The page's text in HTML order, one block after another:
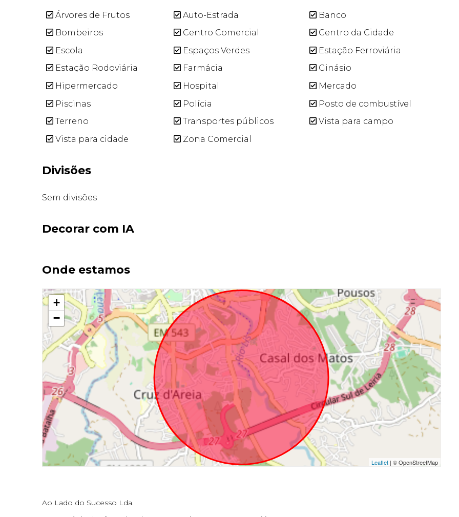
Árvores de Frutos Auto-Estrada
Banco
Bombeiros
Centro Comercial
Centro da Cidade
Escola
Espaços Verdes
Estação Ferroviária
Estação Rodoviária
Farmácia
Ginásio
Hipermercado
Hospital
Mercado
Piscinas
Polícia
Posto de combustível
Terreno
Transportes públicos
Vista para campo
Vista para cidade
Zona Comercial
Divisões
Sem divisões
Decorar com IA
Onde estamos
+
−
Leaflet| © OpenStreetMap
Ao Lado do Sucesso Lda.